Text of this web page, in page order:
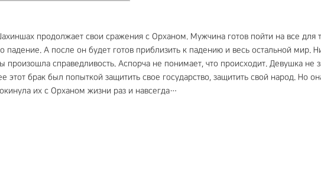
продолжает свои сражения с Орханом. Мужчина готов пойти на все для
падение. А после он будет готов приблизить к падению и весь остальной мир.
произошла справедливость. Аспорча не понимает, что происходит. Девушка не
брак был попыткой защитить свое государство, защитить свой народ. Но
их с Орханом жизни раз и навсегда…